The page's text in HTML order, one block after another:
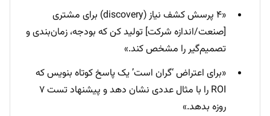
«۴ پرسش کشف نیاز (discovery) برای مشتری
[صنعت/اندازه شرکت] تولید کن که بودجه، زمان‌بندی و
تصمیم‌گیر را مشخص کند.»
«برای اعتراض ‘گران است’ یک پاسخ کوتاه بنویس که
ROI را با مثال عددی نشان دهد و پیشنهاد تست ۷
روزه بدهد.»